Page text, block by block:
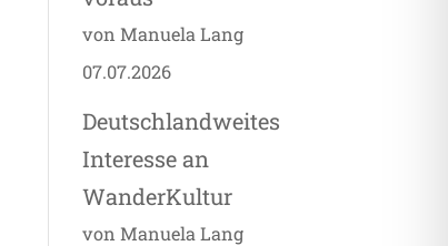
von Manuela Lang
07.07.2026
Deutschlandweites
Interesse an
WanderKultur
von Manuela Lang